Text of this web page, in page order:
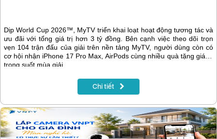
Dịp World Cup 2026™, MyTV triển khai loạt hoạt động tương tác và
ưu đãi với tổng giá trị hơn 3 tỷ đồng. Bên cạnh việc theo dõi trọn
vẹn 104 trận đấu của giải trên nền tảng MyTV, người dùng còn có
cơ hội nhận iPhone 17 Pro Max, AirPods cùng nhiều quà tặng giá trị
trong suốt mùa giải.
Chi tiết